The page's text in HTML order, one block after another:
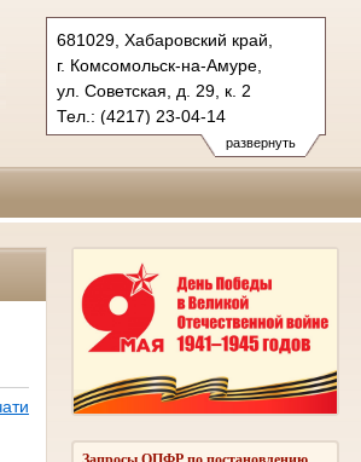
развернуть
681029, Хабаровский край,
г. Комсомольск-на-Амуре,
ул. Советская, д. 29, к. 2
Тел.: (4217) 23-04-14
leninsky.hbr@sudrf.ru